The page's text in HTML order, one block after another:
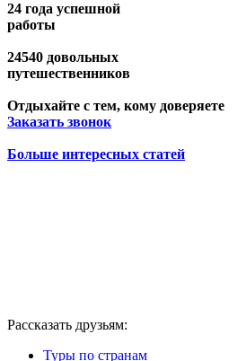
24 года успешной
работы
24540 довольных
путешественников
Отдыхайте с тем, кому доверяете
Заказать звонок
Больше интересных статей
Рассказать друзьям:
Туры по странам